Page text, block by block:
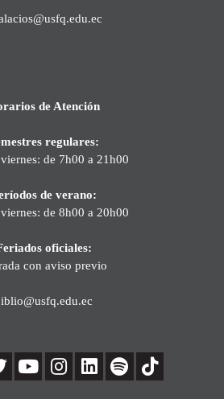
de Atención
regulares:
de 7h00 a 21h00
de verano:
de 8h00 a 20h00
oficiales:
con aviso previo